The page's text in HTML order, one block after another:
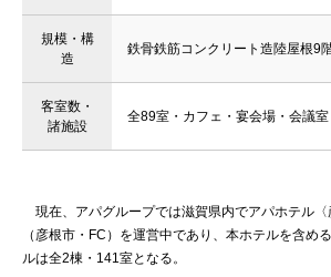
規模・構
造
鉄骨鉄筋コンクリート造陸屋根9
客室数・
諸施設
全89室・カフェ・宴会場・会議
現在、アパグループでは滋賀県内でアパホテル〈
（彦根市・FC）を運営中であり、本ホテルを含め
ルは全2棟・141室となる。